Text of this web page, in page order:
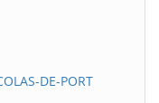
DE-PORT